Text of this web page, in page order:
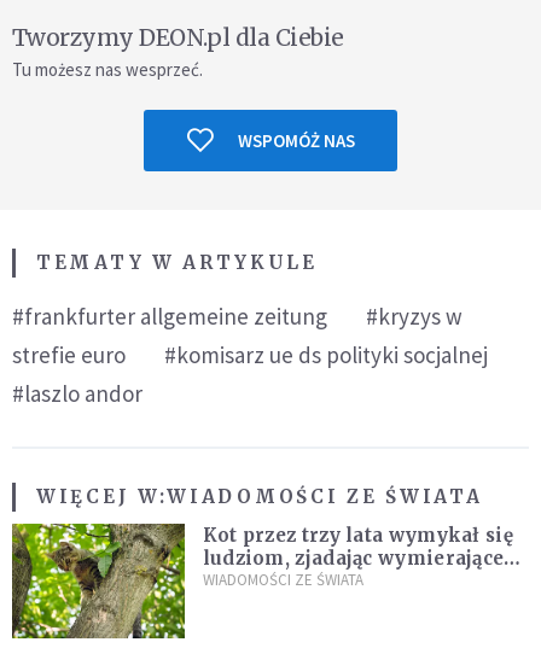
Tworzymy DEON.pl dla Ciebie
Tu możesz nas wesprzeć.
WSPOMÓŻ NAS
TEMATY W ARTYKULE
#frankfurter allgemeine zeitung
#kryzys w
strefie euro
#komisarz ue ds polityki socjalnej
#laszlo andor
WIĘCEJ W:WIADOMOŚCI ZE ŚWIATA
Kot przez trzy lata wymykał się
ludziom, zjadając wymierające
kaczki. W końcu popełnił
WIADOMOŚCI ZE ŚWIATA